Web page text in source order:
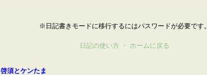
※日記書きモードに移行するにはパスワードが必要です。
日記の使い方 ・ ホームに戻る
啓須とケンたま